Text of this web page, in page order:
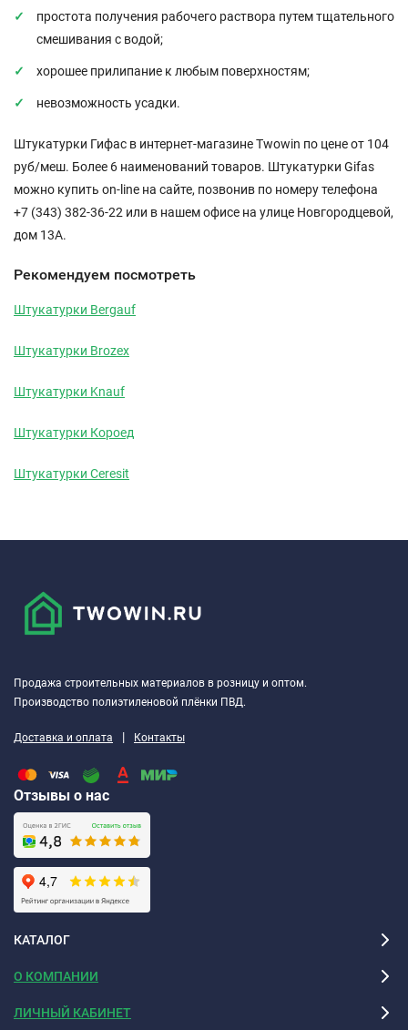
простота получения рабочего раствора путем тщательного
смешивания с водой;
хорошее прилипание к любым поверхностям;
невозможность усадки.
Штукатурки Гифас в интернет-магазине Twowin по цене от 104
руб/меш. Более 6 наименований товаров. Штукатурки Gifas
можно купить on-line на сайте, позвонив по номеру телефона
+7 (343) 382-36-22 или в нашем офисе на улице Новгородцевой,
дом 13А.
Рекомендуем посмотреть
Штукатурки Bergauf
Штукатурки Brozex
Штукатурки Knauf
Штукатурки Короед
Штукатурки Ceresit
Продажа строительных материалов в розницу и оптом.
Производство полиэтиленовой плёнки ПВД.
Доставка и оплата | Контакты
Отзывы о нас
КАТАЛОГ
О КОМПАНИИ
ЛИЧНЫЙ КАБИНЕТ